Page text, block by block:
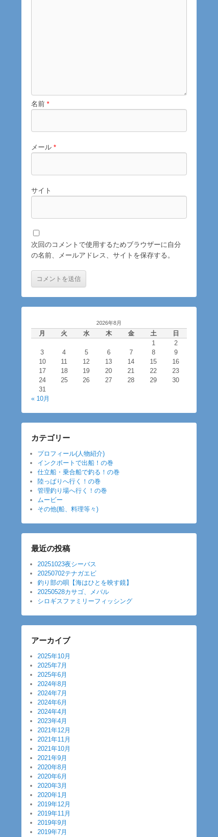
名前 *
メール *
サイト
次回のコメントで使用するためブラウザーに自分
の名前、メールアドレス、サイトを保存する。
2026年8月
月 火 水 木 金 土
日
1
2
3
4 5 6 7 8
9
10
11 12 13 14 15
16
17
18 19 20 21 22
23
24
25 26 27 28 29
30
31
« 10月
カテゴリー
プロフィール(人物紹介)
インクボートで出船！の巻
仕立船・乗合船で釣る！の巻
陸っぱりへ行く！の巻
管理釣り場へ行く！の巻
ムービー
その他(船、料理等々)
最近の投稿
20251023夜シーバス
20250702テナガエビ
釣り部の唄【海はひとを映す鏡】
20250528カサゴ、メバル
シロギスファミリーフィッシング
アーカイブ
2025年10月
2025年7月
2025年6月
2024年8月
2024年7月
2024年6月
2024年4月
2023年4月
2021年12月
2021年11月
2021年10月
2021年9月
2020年8月
2020年6月
2020年3月
2020年1月
2019年12月
2019年11月
2019年9月
2019年7月